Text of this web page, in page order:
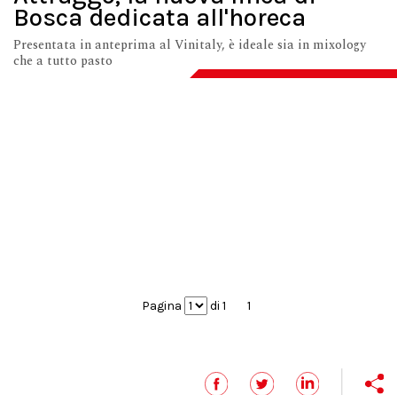
Bosca dedicata all'horeca
Presentata in anteprima al Vinitaly, è ideale sia in mixology
che a tutto pasto
Pagina di 1 1